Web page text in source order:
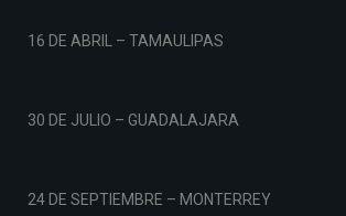
16 DE ABRIL – TAMAULIPAS
30 DE JULIO – GUADALAJARA
24 DE SEPTIEMBRE – MONTERREY